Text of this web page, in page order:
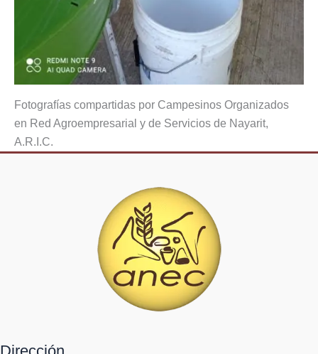
Fotografías compartidas por Campesinos Organizados
en Red Agroempresarial y de Servicios de Nayarit,
A.R.I.C.